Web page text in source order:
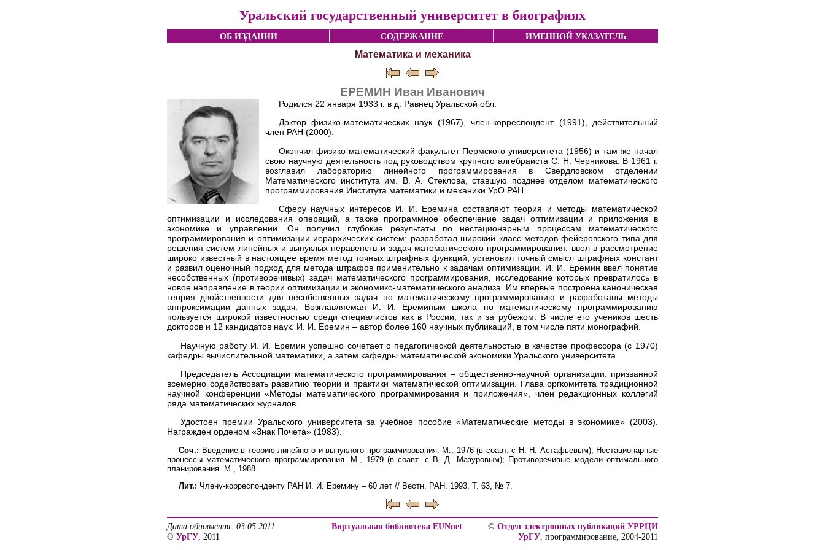
Уральский государственный университет в биографиях
ОБ ИЗДАНИИ СОДЕРЖАНИЕ ИМЕННОЙ УКАЗАТЕЛЬ
Математика и механика
ЕРЕМИН Иван Иванович
Родился 22 января 1933 г. в д. Равнец Уральской обл.
Доктор физико-математических наук (1967), член-корреспондент (1991), действительный
член РАН (2000).
Окончил физико-математический факультет Пермского университета (1956) и там же начал
свою научную деятельность под руководством крупного алгебраиста С. Н. Черникова. В 1961 г.
возглавил лабораторию линейного программирования в Свердловском отделении
Математического института им. В. А. Стеклова, ставшую позднее отделом математического
программирования Института математики и механики УрО РАН.
Сферу научных интересов И. И. Еремина составляют теория и методы математической
оптимизации и исследования операций, а также программное обеспечение задач оптимизации и приложения в
экономике и управлении. Он получил глубокие результаты по нестационарным процессам математического
программирования и оптимизации иерархических систем; разработал широкий класс методов фейеровского типа для
решения систем линейных и выпуклых неравенств и задач математического программирования; ввел в рассмотрение
широко известный в настоящее время метод точных штрафных функций; установил точный смысл штрафных констант
и развил оценочный подход для метода штрафов применительно к задачам оптимизации. И. И. Еремин ввел понятие
несобственных (противоречивых) задач математического программирования, исследование которых превратилось в
новое направление в теории оптимизации и экономико-математического анализа. Им впервые построена каноническая
теория двойственности для несобственных задач по математическому программированию и разработаны методы
аппроксимации данных задач. Возглавляемая И. И. Ереминым школа по математическому программированию
пользуется широкой известностью среди специалистов как в России, так и за рубежом. В числе его учеников шесть
докторов и 12 кандидатов наук. И. И. Еремин – автор более 160 научных публикаций, в том числе пяти монографий.
Научную работу И. И. Еремин успешно сочетает с педагогической деятельностью в качестве профессора (с 1970)
кафедры вычислительной математики, а затем кафедры математической экономики Уральского университета.
Председатель Ассоциации математического программирования – общественно-научной организации, призванной
всемерно содействовать развитию теории и практики математической оптимизации. Глава оргкомитета традиционной
научной конференции «Методы математического программирования и приложения», член редакционных коллегий
ряда математических журналов.
Удостоен премии Уральского университета за учебное пособие «Математические методы в экономике» (2003).
Награжден орденом «Знак Почета» (1983).
Соч.: Введение в теорию линейного и выпуклого программирования. М., 1976 (в соавт. с Н. Н. Астафьевым); Нестационарные
процессы математического программирования. М., 1979 (в соавт. с В. Д. Мазуровым); Противоречивые модели оптимального
планирования. М., 1988.
Лит.: Члену-корреспонденту РАН И. И. Еремину – 60 лет // Вестн. РАН. 1993. Т. 63, № 7.
Дата обновления: 03.05.2011
© УрГУ, 2011
Виртуальная библиотека EUNnet © Отдел электронных публикаций УРРЦИ
УрГУ, программирование, 2004-2011